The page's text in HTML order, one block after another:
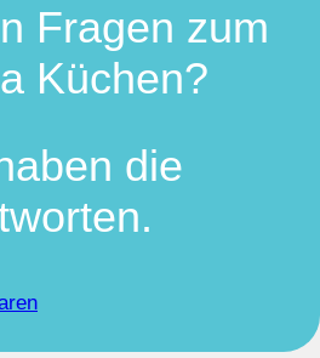
Fragen zum
Küchen?
die